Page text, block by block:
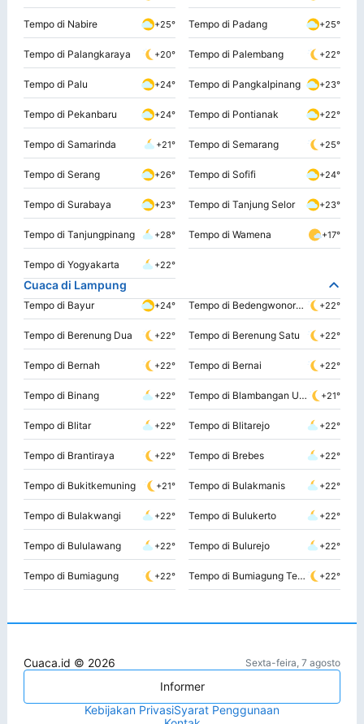
Tempo di Nabire +25° Tempo di Padang +25°
Tempo di Palangkaraya +20° Tempo di Palembang +22°
Tempo di Palu +24° Tempo di Pangkalpinang +23°
Tempo di Pekanbaru +24° Tempo di Pontianak +22°
Tempo di Samarinda +21° Tempo di Semarang +25°
Tempo di Serang +26° Tempo di Sofifi +24°
Tempo di Surabaya +23° Tempo di Tanjung Selor +23°
Tempo di Tanjungpinang +28° Tempo di Wamena +17°
Tempo di Yogyakarta +22°
Cuaca di Lampung
Tempo di Bayur +24° Tempo di Bedengwonorejo +22°
Tempo di Berenung Dua +22° Tempo di Berenung Satu +22°
Tempo di Bernah +22° Tempo di Bernai +22°
Tempo di Binang +22° Tempo di Blambangan Umpu +21°
Tempo di Blitar +22° Tempo di Blitarejo +22°
Tempo di Brantiraya +22° Tempo di Brebes +22°
Tempo di Bukitkemuning +21° Tempo di Bulakmanis +22°
Tempo di Bulakwangi +22° Tempo di Bulukerto +22°
Tempo di Bululawang +22° Tempo di Bulurejo +22°
Tempo di Bumiagung +22° Tempo di Bumiagung Teglneneng +22°
Cuaca.id © 2026 Sexta-feira, 7 agosto
Informer
Kebijakan PrivasiSyarat Penggunaan